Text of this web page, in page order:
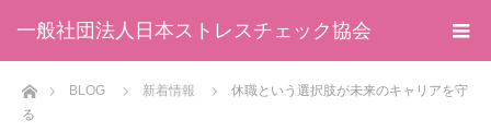
一般社団法人日本ストレスチェック協会
ホームBLOG 新着情報
休職という選択肢が未来のキャリアを守
る